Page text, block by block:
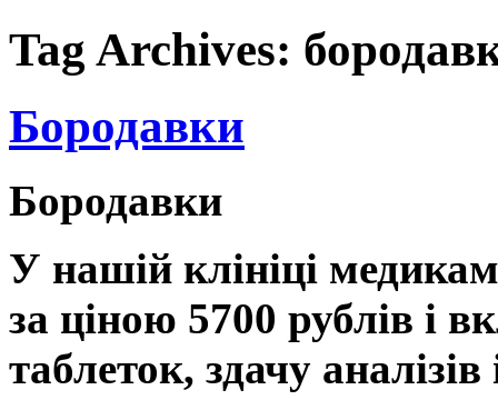
Tag Archives:
Бородавки
Бородавки
У нашій клініці
за ціною 5700 рублів і
таблеток, здачу